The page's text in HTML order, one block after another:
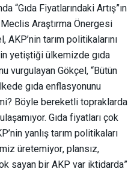
“Gıda Fiyatlarındaki Artış”ın
Meclis Araştırma Önergesi
tarım politikalarını
yetiştiği ülkemizde gıda
vurgulayan Gökçel, “Bütün
gıda enflasyonunu
Böyle bereketli topraklarda
Gıda fiyatları çok
yanlış tarım politikaları
üretemiyor, plansız,
sayan bir AKP var iktidarda”